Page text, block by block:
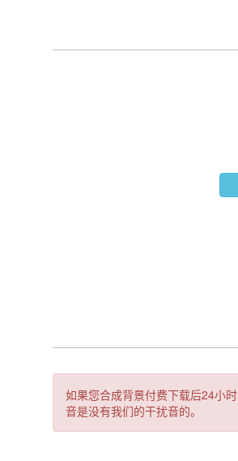
如果您合成背景付费下载后24小
音是没有我们的干扰音的。